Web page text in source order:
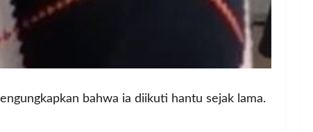
bahwa ia diikuti hantu sejak lama.